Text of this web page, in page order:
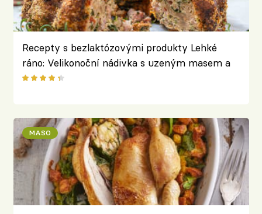
Recepty s bezlaktózovými produkty Lehké
ráno: Velikonoční nádivka s uzeným masem a
mandlemi
MASO